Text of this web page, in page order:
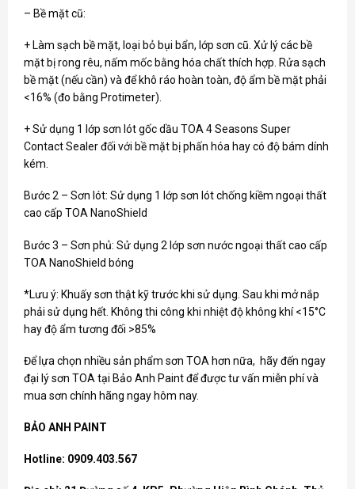
– Bề mặt cũ:
+ Làm sạch bề mặt, loại bỏ bụi bẩn, lớp sơn cũ. Xử lý các bề
mặt bị rong rêu, nấm mốc bằng hóa chất thích hợp. Rửa sạch
bề mặt (nếu cần) và để khô ráo hoàn toàn, độ ẩm bề mặt phải
<16% (đo bằng Protimeter).
+ Sử dụng 1 lớp sơn lót gốc dầu TOA 4 Seasons Super
Contact Sealer đối với bề mặt bị phấn hóa hay có độ bám dính
kém.
Bước 2 – Sơn lót: Sử dụng 1 lớp sơn lót chống kiềm ngoại thất
cao cấp TOA NanoShield
Bước 3 – Sơn phủ: Sử dụng 2 lớp sơn nước ngoại thất cao cấp
TOA NanoShield bóng
*Lưu ý: Khuấy sơn thật kỹ trước khi sử dụng. Sau khi mở nắp
phải sử dụng hết. Không thi công khi nhiệt độ không khí <15°C
hay độ ẩm tương đối >85%
Để lựa chọn nhiều sản phẩm sơn TOA hơn nữa, hãy đến ngay
đại lý sơn TOA tại Bảo Anh Paint để được tư vấn miễn phí và
mua sơn chính hãng ngay hôm nay.
BẢO ANH PAINT
Hotline: 0909.403.567